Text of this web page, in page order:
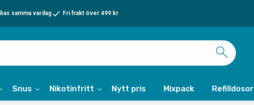
Snus Nikotinfritt Nytt pris Mixpack Refilldosor
samma vardag Fri frakt över 499 kr